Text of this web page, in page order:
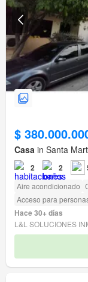
$
Casa in Santa
2 2
Aire acondicionado
Acceso para
Hace 30+ días
L&L SOLUCIONES